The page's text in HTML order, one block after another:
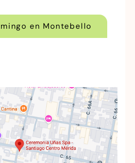
en Montebello